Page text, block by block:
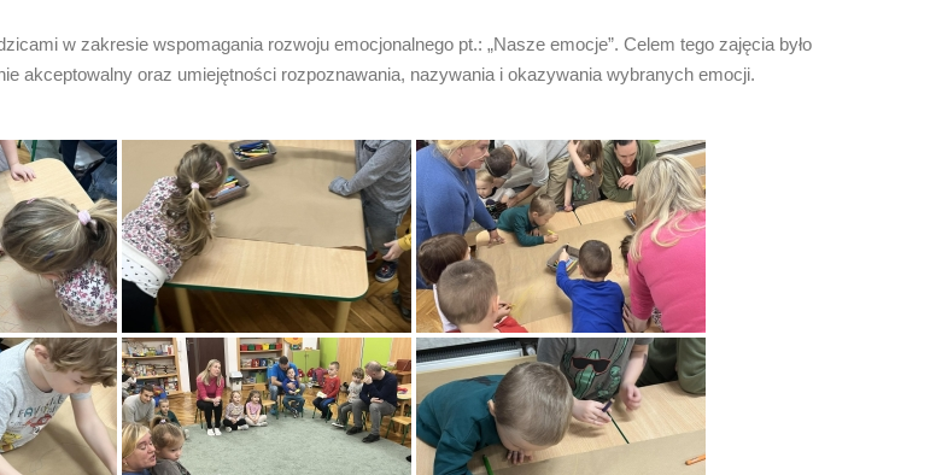
w zakresie wspomagania rozwoju emocjonalnego pt.: „Nasze emocje”. Celem tego zajęcia było
akceptowalny oraz umiejętności rozpoznawania, nazywania i okazywania wybranych emocji.